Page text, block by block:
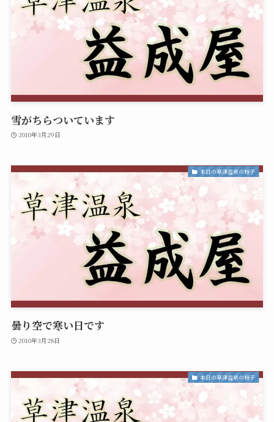
雪がちらついています
2010年3月29日
本日の草津温泉の様子
曇り空で寒い日です
2010年3月28日
本日の草津温泉の様子